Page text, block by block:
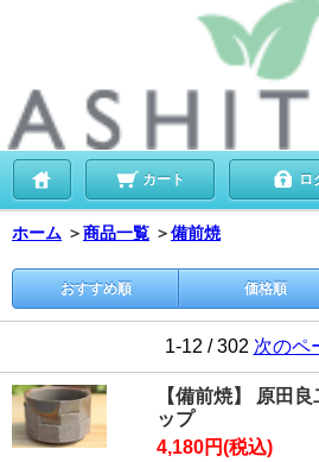
カート ロ
ホーム ＞商品一覧 ＞備前焼
おすすめ順 価格順
1-12 / 302 次のペ
【備前焼】 原田
ップ
4,180円(税込)